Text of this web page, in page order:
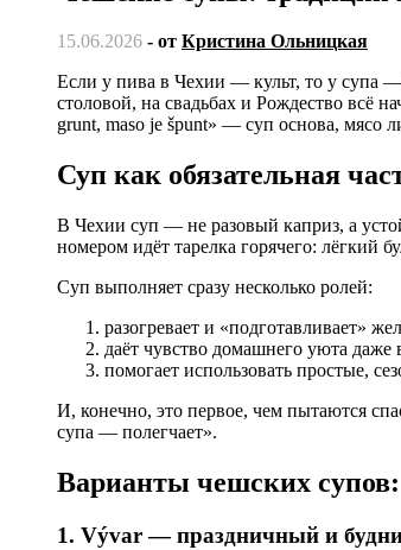
15.06.2026 - от Кристина Ольницкая
Если у пива в Чехии — культ, то у супа — почти семейный алтарь. В любой деревенской кухне, в будничной пражской
столовой, на свадьбах и Рождество всё
grunt, maso je špunt» — суп основа, мясо
Суп как обязательная
В Чехии суп — не разовый каприз, а
номером идёт тарелка горячего: лёгкий
Суп выполняет сразу несколько ролей:
разогревает и «подготавливает»
даёт чувство домашнего уюта даже
помогает использовать простые,
И, конечно, это первое, чем пытаются
супа — полегчает».
Варианты чешских супов:
1. Vývar — праздничный и